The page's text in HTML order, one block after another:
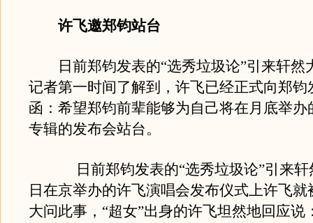
许飞邀郑钧站台
日前郑钧发表的“选秀垃圾论”引来轩然
记者第一时间了解到，许飞已经正式向郑钧
函：希望郑钧前辈能够为自己将在月底举办
专辑的发布会站台。
日前郑钧发表的“选秀垃圾论”引来轩
日在京举办的许飞演唱会发布仪式上许飞就
大问此事，“超女”出身的许飞坦然地回应说